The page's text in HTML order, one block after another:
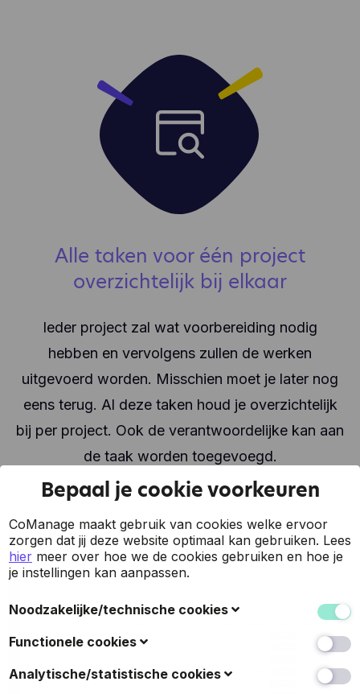
Alle taken voor één project
overzichtelijk bij elkaar
Ieder project zal wat voorbereiding nodig
hebben en vervolgens zullen de werken
uitgevoerd worden. Misschien moet je later nog
eens terug. Al deze taken houd je overzichtelijk
bij per project. Ook de verantwoordelijke kan aan
de taak worden toegevoegd.
Bepaal je cookie voorkeuren
CoManage maakt gebruik van cookies welke ervoor
zorgen dat jij deze website optimaal kan gebruiken. Lees
hier meer over hoe we de cookies gebruiken en hoe je
je instellingen kan aanpassen.
Noodzakelijke/technische cookies
Deze cookies verzamelen gegevens om de
gebruiksvriendelijkheid van de website en de ervaring
van de bezoekers te verbeteren (zoals u herkennen
wanneer u terugkeert naar de website, uw
Functionele cookies
Ook bekend als 'voorkeurscookies': met deze cookies
kan een website keuzes onthouden die u in het
Analytische/statistische cookies